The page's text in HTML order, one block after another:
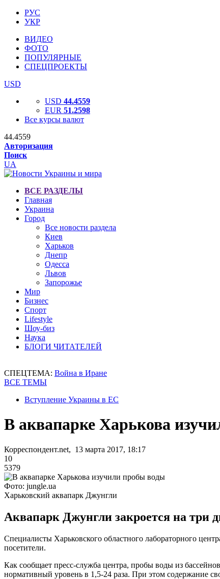
РУС
УКР
ВИДЕО
ФОТО
ПОПУЛЯРНЫЕ
СПЕЦПРОЕКТЫ
USD
USD 44.4559
EUR 51.2598
Все курсы валют
44.4559
Авторизация
Поиск
UA
ВСЕ РАЗДЕЛЫ
Главная
Украина
Город
Все новости раздела
Киев
Харьков
Днепр
Одесса
Львов
Запорожье
Мир
Бизнес
Спорт
Lifestyle
Шоу-биз
Наука
БЛОГИ ЧИТАТЕЛЕЙ
СПЕЦТЕМА: Война в Иране
ВСЕ ТЕМЫ
Вступление Украины в ЕС
В аквапарке Харькова
Корреспондент.net, 13 марта 2017, 18:17
10
5379
Фото: jungle.ua
Харьковский аквапарк Джунгли
Аквапарк Джунгли закроется на три
Специалисты Харьковского областного лабораторного
посетители.
Как сообщает пресс-служба центра, пробы воды из
нормативный уровень в 1,5-24 раза. При этом содержание